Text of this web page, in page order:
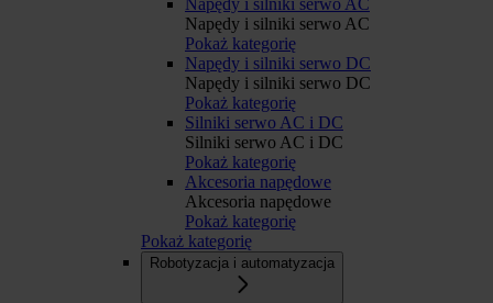
Napędy i silniki serwo AC
Napędy i silniki serwo AC
Pokaż kategorię
Napędy i silniki serwo DC
Napędy i silniki serwo DC
Pokaż kategorię
Silniki serwo AC i DC
Silniki serwo AC i DC
Pokaż kategorię
Akcesoria napędowe
Akcesoria napędowe
Pokaż kategorię
Pokaż kategorię
Robotyzacja i automatyzacja